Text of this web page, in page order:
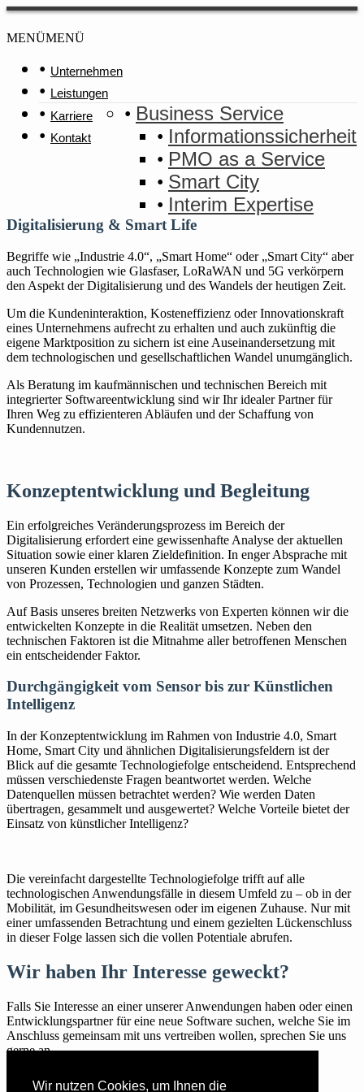
Wir nutzen Cookies, um Ihnen die
MENÜMENÜ
Unternehmen
Leistungen
Business Service
Informationssicherheit
PMO as a Service
Smart City
Interim Expertise
Karriere
Kontakt
Digitalisierung & Smart Life
Begriffe wie „Industrie 4.0“, „Smart Home“ oder „Smart City“ aber
auch Technologien wie Glasfaser, LoRaWAN und 5G verkörpern
den Aspekt der Digitalisierung und des Wandels der heutigen Zeit.
Um die Kundeninteraktion, Kosteneffizienz oder Innovationskraft
eines Unternehmens aufrecht zu erhalten und auch zukünftig die
eigene Marktposition zu sichern ist eine Auseinandersetzung mit
dem technologischen und gesellschaftlichen Wandel unumgänglich.
Als Beratung im kaufmännischen und technischen Bereich mit
integrierter Softwareentwicklung sind wir Ihr idealer Partner für
Ihren Weg zu effizienteren Abläufen und der Schaffung von
Kundennutzen.
Konzeptentwicklung und Begleitung
Ein erfolgreiches Veränderungsprozess im Bereich der
Digitalisierung erfordert eine gewissenhafte Analyse der aktuellen
Situation sowie einer klaren Zieldefinition. In enger Absprache mit
unseren Kunden erstellen wir umfassende Konzepte zum Wandel
von Prozessen, Technologien und ganzen Städten.
Auf Basis unseres breiten Netzwerks von Experten können wir die
entwickelten Konzepte in die Realität umsetzen. Neben den
technischen Faktoren ist die Mitnahme aller betroffenen Menschen
ein entscheidender Faktor.
Durchgängigkeit vom Sensor bis zur Künstlichen
Intelligenz
In der Konzeptentwicklung im Rahmen von Industrie 4.0, Smart
Home, Smart City und ähnlichen Digitalisierungsfeldern ist der
Blick auf die gesamte Technologiefolge entscheidend. Entsprechend
müssen verschiedenste Fragen beantwortet werden. Welche
Datenquellen müssen betrachtet werden? Wie werden Daten
übertragen, gesammelt und ausgewertet? Welche Vorteile bietet der
Einsatz von künstlicher Intelligenz?
Die vereinfacht dargestellte Technologiefolge trifft auf alle
technologischen Anwendungsfälle in diesem Umfeld zu – ob in der
Mobilität, im Gesundheitswesen oder im eigenen Zuhause. Nur mit
einer umfassenden Betrachtung und einem gezielten Lückenschluss
in dieser Folge lassen sich die vollen Potentiale abrufen.
Wir haben Ihr Interesse geweckt?
Falls Sie Interesse an einer unserer Anwendungen haben oder einen
Entwicklungspartner für eine neue Software suchen, welche Sie im
Anschluss gemeinsam mit uns vertreiben wollen, sprechen Sie uns
gerne an.
Kontakt